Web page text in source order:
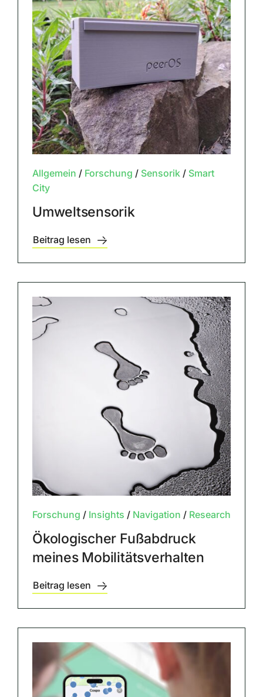
Allgemein / Forschung / Sensorik/ Smart
City
Umweltsensorik
Beitrag lesen
Forschung / Insights / Navigation / Research
Ökologischer Fußabdruck
meines Mobilitätsverhalten
Beitrag lesen